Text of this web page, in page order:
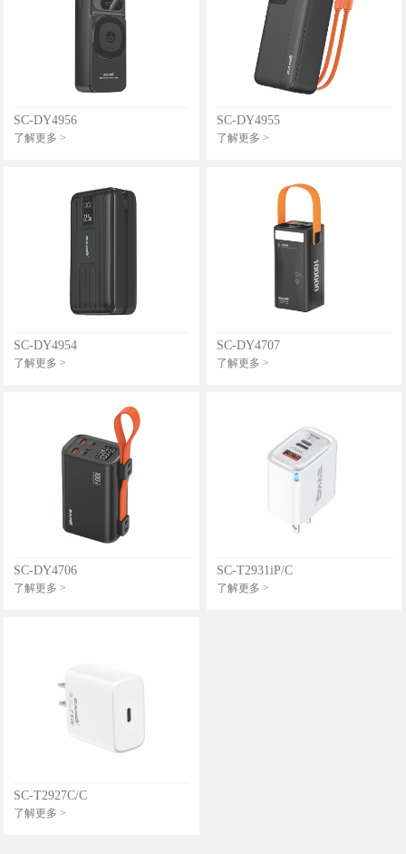
SC-DY4956
了解更多 >
SC-DY4955
了解更多 >
SC-DY4954
了解更多 >
SC-DY4707
了解更多 >
SC-DY4706
了解更多 >
SC-T2931iP/C
了解更多 >
SC-T2927C/C
了解更多 >